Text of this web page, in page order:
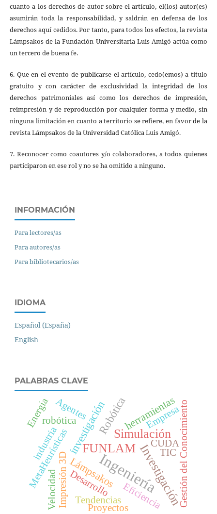
cuanto a los derechos de autor sobre el artículo, el(los) autor(es)
asumirán toda la responsabilidad, y saldrán en defensa de los
derechos aquí cedidos. Por tanto, para todos los efectos, la revista
Lámpsakos de la Fundación Universitaria Luis Amigó actúa como
un tercero de buena fe.
6. Que en el evento de publicarse el artículo, cedo(emos) a título
gratuito y con carácter de exclusividad la integridad de los
derechos patrimoniales así como los derechos de impresión,
reimpresión y de reproducción por cualquier forma y medio, sin
ninguna limitación en cuanto a territorio se refiere, en favor de la
revista Lámpsakos de la Universidad Católica Luis Amigó.
7. Reconocer como coautores y/o colaboradores, a todos quienes
participaron en ese rol y no se ha omitido a ninguno.
INFORMACIÓN
Para lectores/as
Para autores/as
Para bibliotecarios/as
IDIOMA
Español (España)
English
PALABRAS CLAVE
IngenieríaInvestigación
Simulación
FUNLAM
Robótica
investigación herramientas
Lámpsakos
Impresión 3D Gestión del Conocimiento
MetaHeurísticas
Agentes
Desarrollo
robótica
Velocidad
CUDA
industria
Tendencias
TIC
Empresa
Energía
ProyectosEficiencia